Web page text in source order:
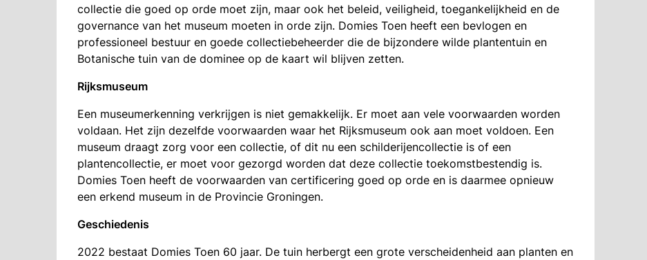
collectie die goed op orde moet zijn, maar ook het beleid, veiligheid, toegankelijkheid en de
governance van het museum moeten in orde zijn. Domies Toen heeft een bevlogen en
professioneel bestuur en goede collectiebeheerder die de bijzondere wilde plantentuin en
Botanische tuin van de dominee op de kaart wil blijven zetten.
Rijksmuseum
Een museumerkenning verkrijgen is niet gemakkelijk. Er moet aan vele voorwaarden worden
voldaan. Het zijn dezelfde voorwaarden waar het Rijksmuseum ook aan moet voldoen. Een
museum draagt zorg voor een collectie, of dit nu een schilderijencollectie is of een
plantencollectie, er moet voor gezorgd worden dat deze collectie toekomstbestendig is.
Domies Toen heeft de voorwaarden van certificering goed op orde en is daarmee opnieuw
een erkend museum in de Provincie Groningen.
Geschiedenis
2022 bestaat Domies Toen 60 jaar. De tuin herbergt een grote verscheidenheid aan planten en